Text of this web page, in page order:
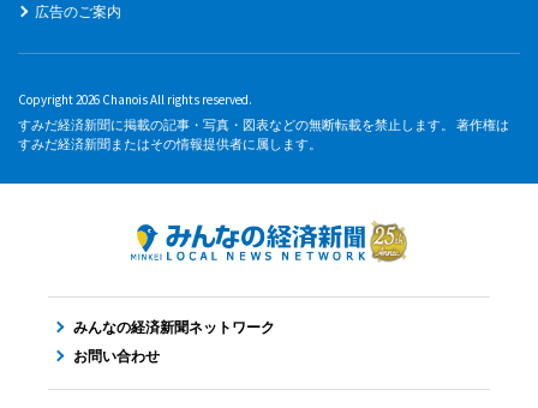
広告のご案内
Copyright 2026 Chanois All rights reserved.
すみだ経済新聞に掲載の記事・写真・図表などの無断転載を禁止します。 著作権は
すみだ経済新聞またはその情報提供者に属します。
みんなの経済新聞ネットワーク
お問い合わせ